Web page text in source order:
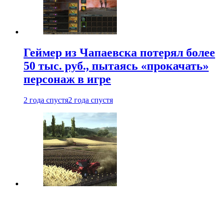
Геймер из Чапаевска потерял более
50 тыс. руб., пытаясь «прокачать»
персонаж в игре
2 года спустя2 года спустя